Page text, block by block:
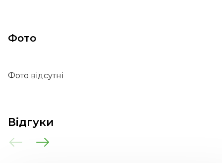
Фото
Фото відсутні
Відгуки